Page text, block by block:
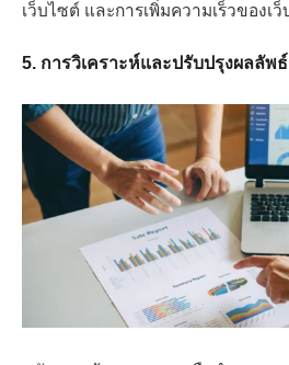
เว็บไซต์ และการเพิ่มความเร็วของเ
5. การวิเคราะห์และปรับปรุงผลลัพ